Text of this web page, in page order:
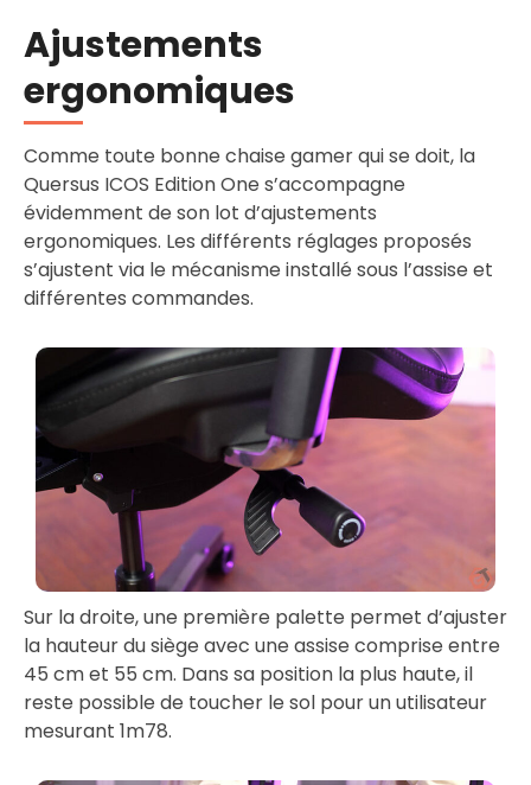
Ajustements
ergonomiques
Comme toute bonne chaise gamer qui se doit, la
Quersus ICOS Edition One s’accompagne
évidemment de son lot d’ajustements
ergonomiques. Les différents réglages proposés
s’ajustent via le mécanisme installé sous l’assise et
différentes commandes.
Sur la droite, une première palette permet d’ajuster
la hauteur du siège avec une assise comprise entre
45 cm et 55 cm. Dans sa position la plus haute, il
reste possible de toucher le sol pour un utilisateur
mesurant 1m78.